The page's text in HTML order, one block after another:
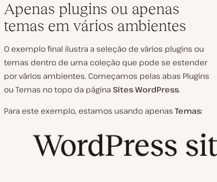
Apenas plugins ou apenas
temas em vários ambientes
O exemplo final ilustra a seleção de vários plugins ou
temas dentro de uma coleção que pode se estender
por vários ambientes. Começamos pelas abas Plugins
ou Temas no topo da página Sites WordPress.
Para este exemplo, estamos usando apenas Temas: